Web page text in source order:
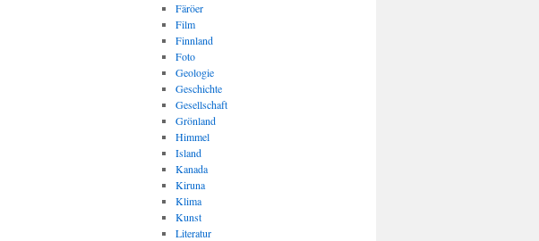
Färöer
Film
Finnland
Foto
Geologie
Geschichte
Gesellschaft
Grönland
Himmel
Island
Kanada
Kiruna
Klima
Kunst
Literatur